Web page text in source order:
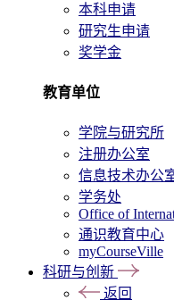
本科申请
研究生申请
奖学金
教育单位
学院与研究所
注册办公室
信息技术办公
学务处
Office of
通识教育中心
myCourseVille
科研与创新
返回